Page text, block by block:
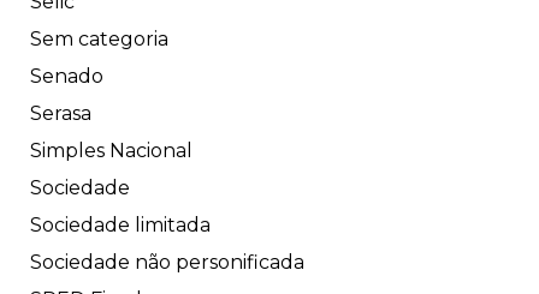
Sem categoria
Senado
Serasa
Simples Nacional
Sociedade
Sociedade limitada
Sociedade não personificada